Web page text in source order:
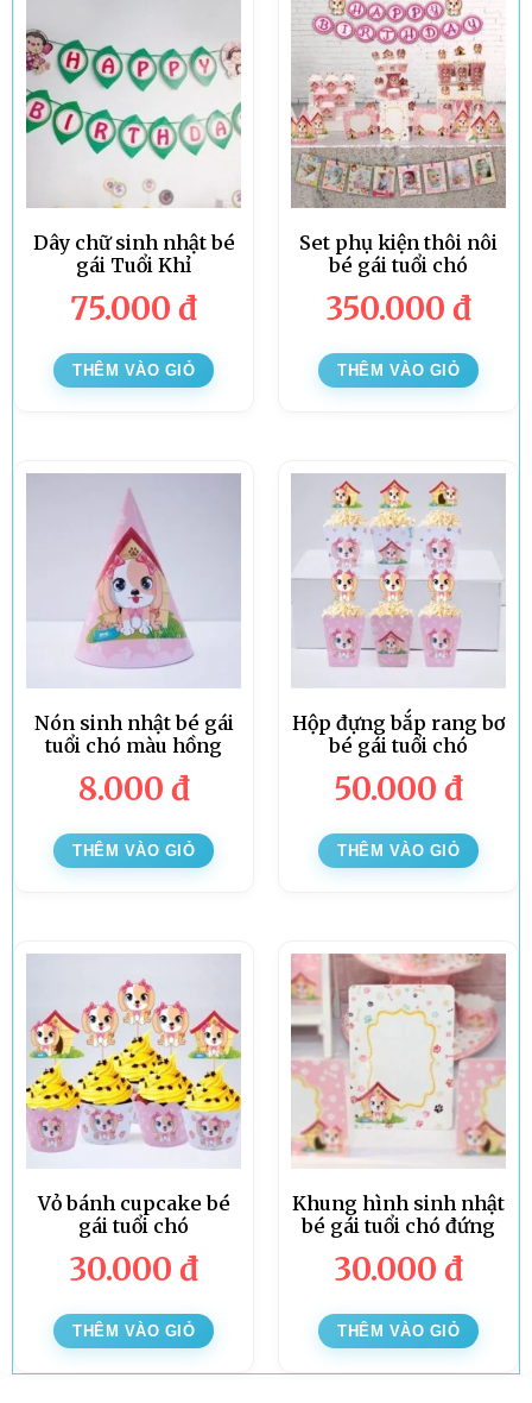
Dây chữ sinh nhật bé
gái Tuổi Khỉ
75.000 đ
THÊM VÀO GIỎ
Set phụ kiện thôi nôi
bé gái tuổi chó
350.000 đ
THÊM VÀO GIỎ
Nón sinh nhật bé gái
tuổi chó màu hồng
8.000 đ
THÊM VÀO GIỎ
Hộp đựng bắp rang bơ
bé gái tuổi chó
50.000 đ
THÊM VÀO GIỎ
Vỏ bánh cupcake bé
gái tuổi chó
30.000 đ
THÊM VÀO GIỎ
Khung hình sinh nhật
bé gái tuổi chó đứng
30.000 đ
THÊM VÀO GIỎ